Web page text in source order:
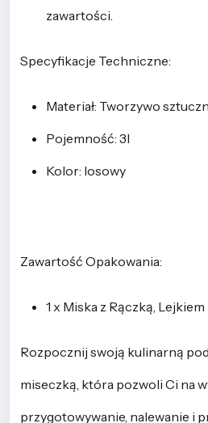
zawartości.
Specyfikacje Techniczne:
Materiał: Tworzywo
Pojemność: 3l
Kolor: losowy
Zawartość Opakowania:
1 x Miska z Rączką,
Rozpocznij swoją kulinarną
miseczką, która pozwoli Ci na
przygotowywanie, nalewanie i